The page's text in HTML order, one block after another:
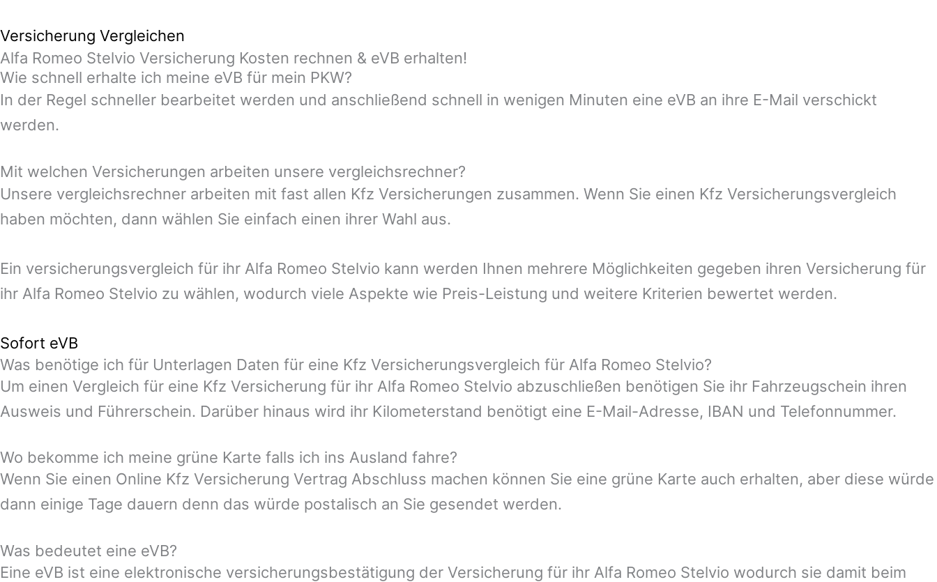
Versicherung Vergleichen
Alfa Romeo Stelvio Versicherung Kosten rechnen & eVB erhalten!
Wie schnell erhalte ich meine eVB für mein PKW?
In der Regel schneller bearbeitet werden und anschließend schnell in wenigen Minuten eine eVB an ihre E-Mail verschickt
werden.
Mit welchen Versicherungen arbeiten unsere vergleichsrechner?
Unsere vergleichsrechner arbeiten mit fast allen Kfz Versicherungen zusammen. Wenn Sie einen Kfz Versicherungsvergleich
haben möchten, dann wählen Sie einfach einen ihrer Wahl aus.
Ein versicherungsvergleich für ihr Alfa Romeo Stelvio kann werden Ihnen mehrere Möglichkeiten gegeben ihren Versicherung für
ihr Alfa Romeo Stelvio zu wählen, wodurch viele Aspekte wie Preis-Leistung und weitere Kriterien bewertet werden.
Sofort eVB
Was benötige ich für Unterlagen Daten für eine Kfz Versicherungsvergleich für Alfa Romeo Stelvio?
Um einen Vergleich für eine Kfz Versicherung für ihr Alfa Romeo Stelvio abzuschließen benötigen Sie ihr Fahrzeugschein ihren
Ausweis und Führerschein. Darüber hinaus wird ihr Kilometerstand benötigt eine E-Mail-Adresse, IBAN und Telefonnummer.
Wo bekomme ich meine grüne Karte falls ich ins Ausland fahre?
Wenn Sie einen Online Kfz Versicherung Vertrag Abschluss machen können Sie eine grüne Karte auch erhalten, aber diese würde
dann einige Tage dauern denn das würde postalisch an Sie gesendet werden.
Was bedeutet eine eVB?
Eine eVB ist eine elektronische versicherungsbestätigung der Versicherung für ihr Alfa Romeo Stelvio wodurch sie damit beim